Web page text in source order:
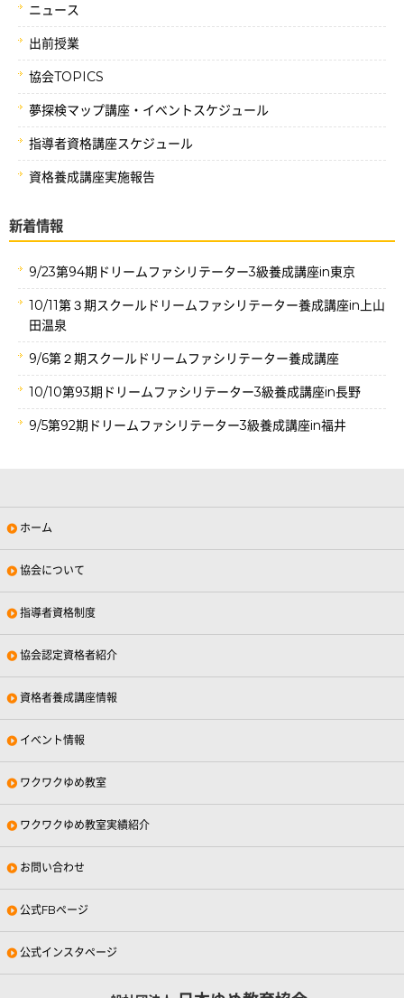
ニュース
出前授業
協会TOPICS
夢探検マップ講座・イベントスケジュール
指導者資格講座スケジュール
資格養成講座実施報告
新着情報
9/23第94期ドリームファシリテーター3級養成講座in東京
10/11第３期スクールドリームファシリテーター養成講座in上山
田温泉
9/6第２期スクールドリームファシリテーター養成講座
10/10第93期ドリームファシリテーター3級養成講座in長野
9/5第92期ドリームファシリテーター3級養成講座in福井
ホーム
協会について
指導者資格制度
協会認定資格者紹介
資格者養成講座情報
イベント情報
ワクワクゆめ教室
ワクワクゆめ教室実績紹介
お問い合わせ
公式FBページ
公式インスタページ